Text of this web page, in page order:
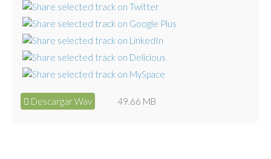
Descargar Wav 49.66 MB